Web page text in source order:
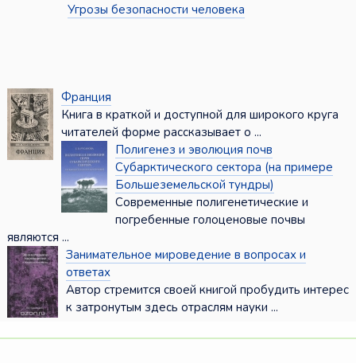
Угрозы безопасности человека
Франция
Книга в краткой и доступной для широкого круга
читателей форме рассказывает о ...
Полигенез и эволюция почв
Субарктического сектора (на примере
Большеземельской тундры)
Современные полигенетические и
погребенные голоценовые почвы
являются ...
Занимательное мироведение в вопросах и
ответах
Автор стремится своей книгой пробудить интерес
к затронутым здесь отраслям науки ...